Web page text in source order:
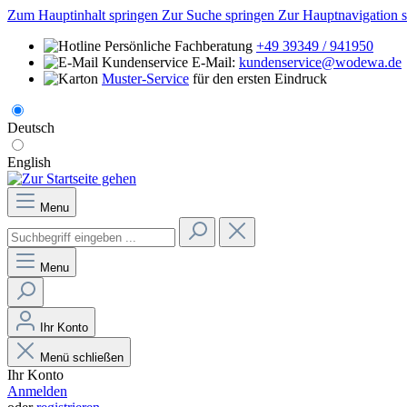
Zum Hauptinhalt springen Zur Suche springen Zur Hauptnavigation
Persönliche Fachberatung +49 39349 / 941950
E-Mail: kundenservice@wodewa.de
Muster-Service für den ersten Eindruck
Deutsch
English
Menu
Menu
Ihr Konto
Menü schließen
Ihr Konto
Anmelden